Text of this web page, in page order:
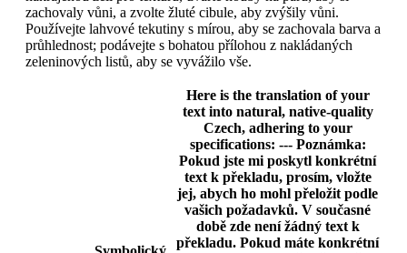
zachovaly vůni, a zvolte žluté cibule, aby zvýšily vůni.
Používejte lahvové tekutiny s mírou, aby se zachovala barva a
průhlednost; podávejte s bohatou přílohou z nakládaných
zeleninových listů, aby se vyvážilo vše.
Here is the translation of your
text into natural, native-quality
Czech, adhering to your
specifications: --- Poznámka:
Pokud jste mi poskytl konkrétní
text k překladu, prosím, vložte
jej, abych ho mohl přeložit podle
vašich požadavků. V současné
době zde není žádný text k
překladu. Pokud máte konkrétní